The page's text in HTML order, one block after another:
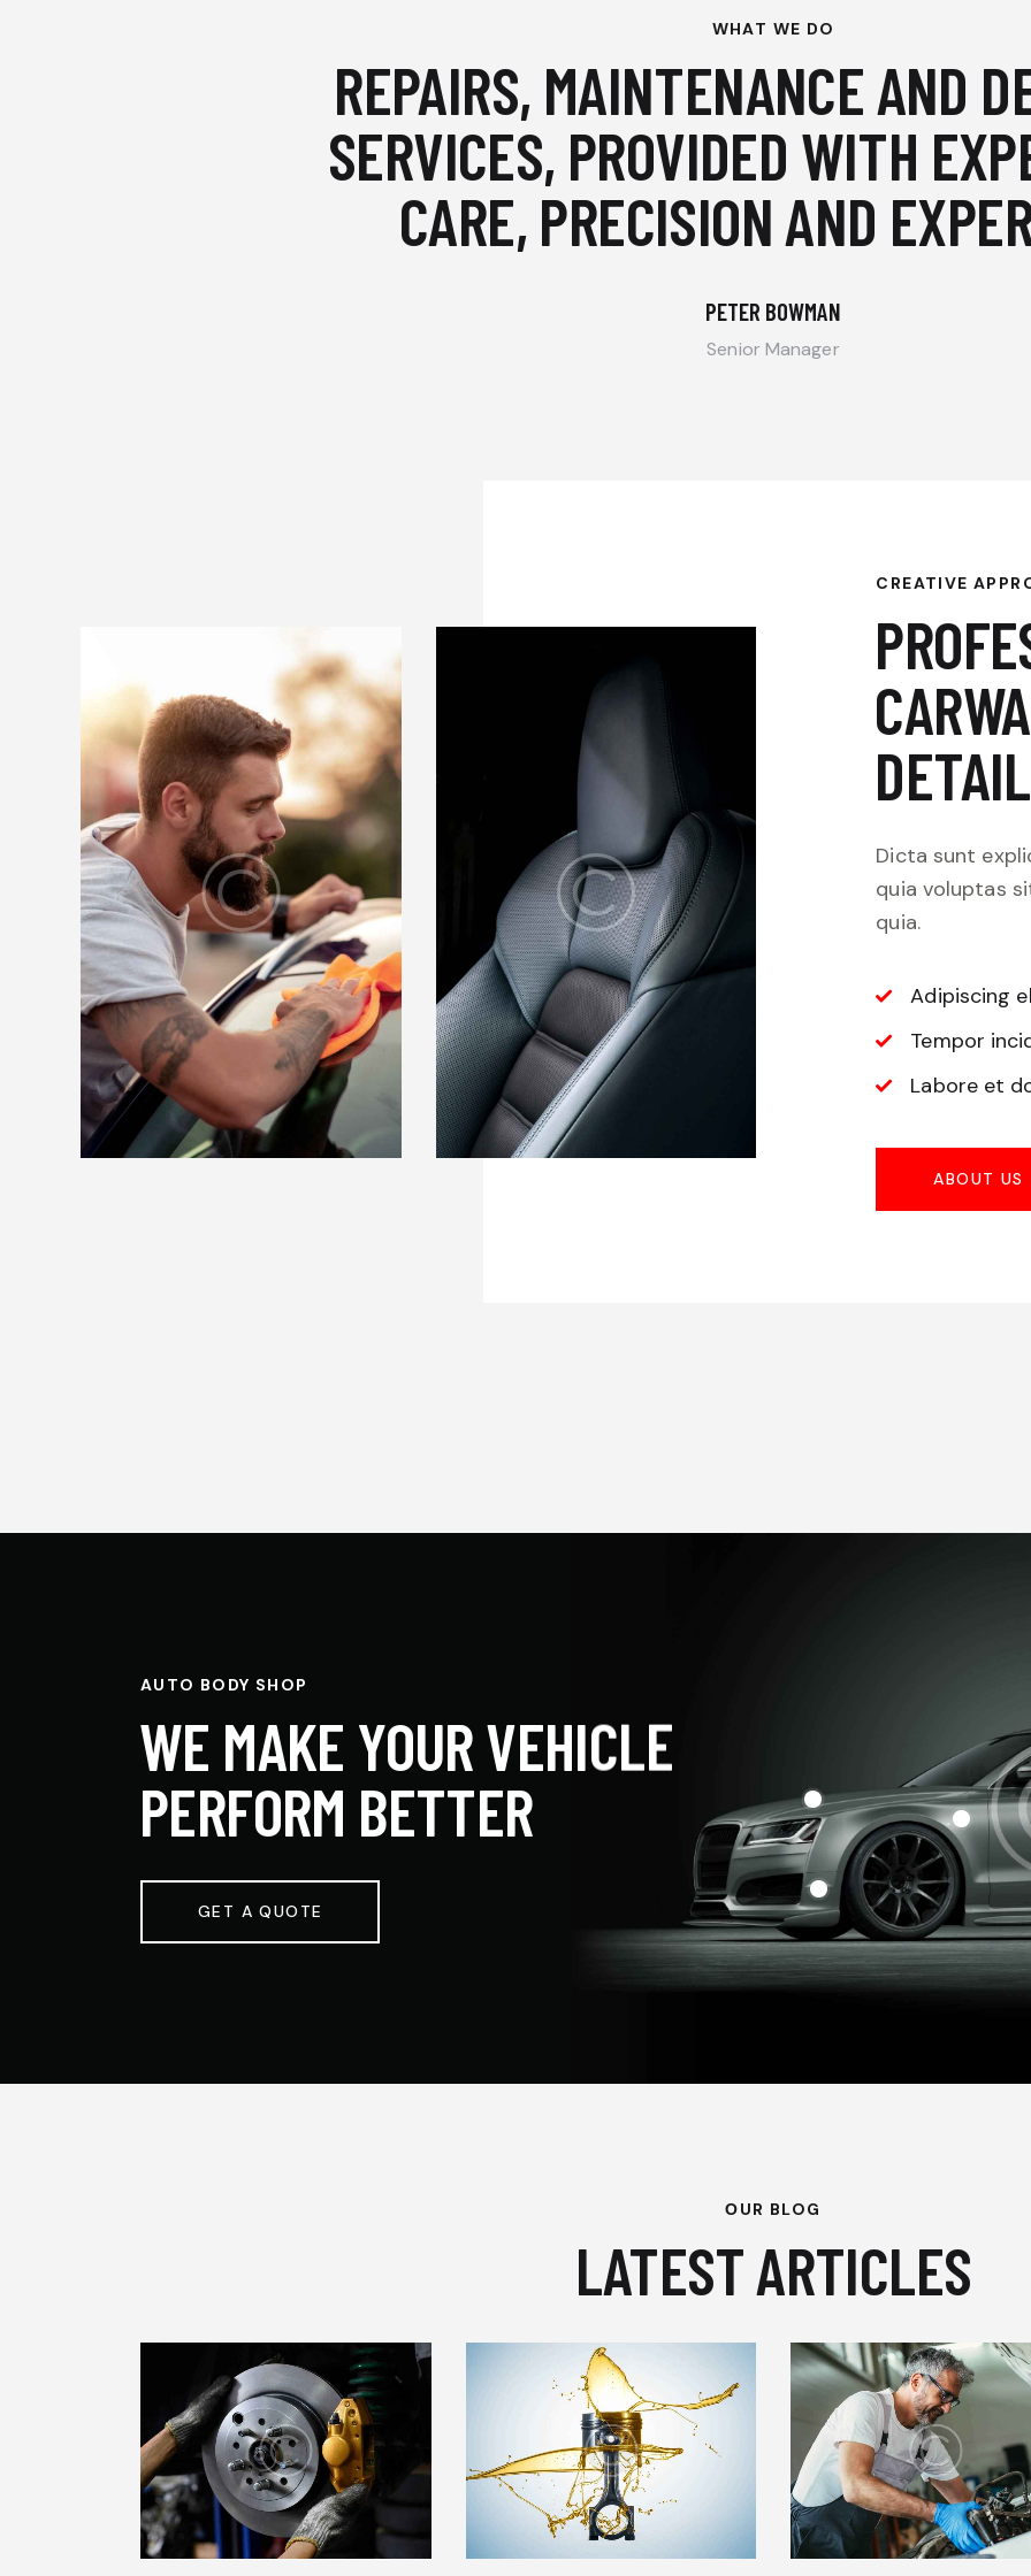
WHAT WE DO
REPAIRS, MAINTENANCE AND
SERVICES, PROVIDED WITH
CARE, PRECISION AND
PETER BOWMAN
Senior Manager
CREATIVE
Dicta sunt
quia voluptas
quia.
Adipiscing
Tempor
Labore et
ABOUT US
AUTO BODY SHOP
WE MAKE YOUR VEHICLE
PERFORM BETTER
GET A QUOTE
ОUR BLOG
LATEST ARTICLES